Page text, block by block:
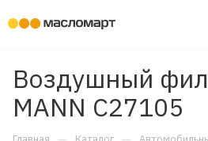
Воздушный
MANN C27105